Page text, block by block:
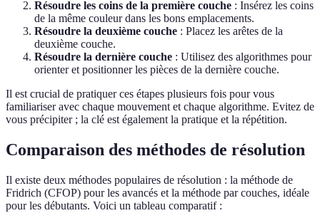
Résoudre les coins de la première couche : Insérez les coins
de la même couleur dans les bons emplacements.
Résoudre la deuxième couche : Placez les arêtes de la
deuxième couche.
Résoudre la dernière couche : Utilisez des algorithmes pour
orienter et positionner les pièces de la dernière couche.
Il est crucial de pratiquer ces étapes plusieurs fois pour vous
familiariser avec chaque mouvement et chaque algorithme. Evitez de
vous précipiter ; la clé est également la pratique et la répétition.
Comparaison des méthodes de résolution
Il existe deux méthodes populaires de résolution : la méthode de
Fridrich (CFOP) pour les avancés et la méthode par couches, idéale
pour les débutants. Voici un tableau comparatif :